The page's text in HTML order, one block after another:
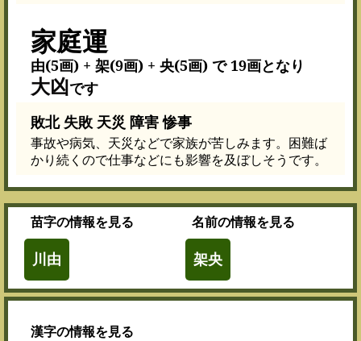
家庭運
由(5画) + 架(9画) + 央(5画) で 19画となり
大凶です
敗北 失敗 天災 障害 惨事
事故や病気、天災などで家族が苦しみます。困難ば
かり続くので仕事などにも影響を及ぼしそうです。
苗字の情報を見る
川由
名前の情報を見る
架央
漢字の情報を見る